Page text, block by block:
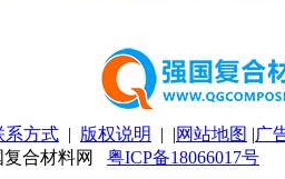
系方式 | 版权说明 | |网站地图 |广
复合材料网 粤ICP备18066017号